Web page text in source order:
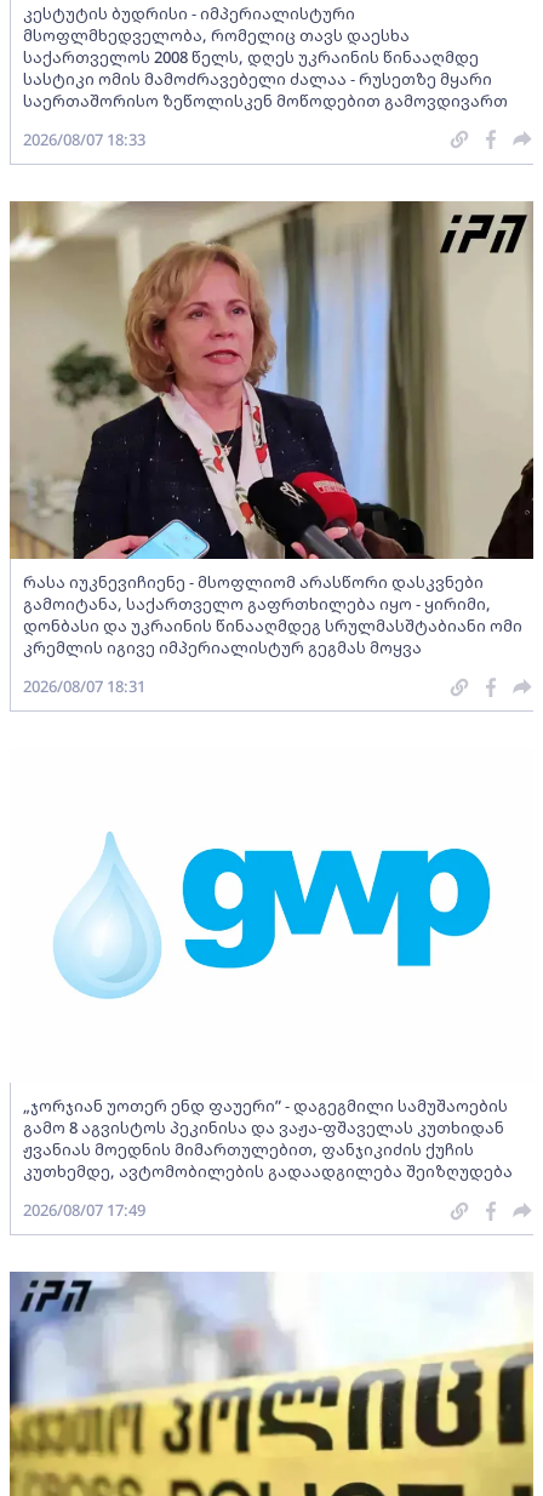
კესტუტის ბუდრისი - იმპერიალისტური
მსოფლმხედველობა, რომელიც თავს დაესხა
საქართველოს 2008 წელს, დღეს უკრაინის წინააღმდე
სასტიკი ომის მამოძრავებელი ძალაა - რუსეთზე მყარი
საერთაშორისო ზეწოლისკენ მოწოდებით გამოვდივართ
2026/08/07 18:33
რასა იუკნევიჩიენე - მსოფლიომ არასწორი დასკვნები
გამოიტანა, საქართველო გაფრთხილება იყო - ყირიმი,
დონბასი და უკრაინის წინააღმდეგ სრულმასშტაბიანი ომი
კრემლის იგივე იმპერიალისტურ გეგმას მოყვა
2026/08/07 18:31
„ჯორჯიან უოთერ ენდ ფაუერი” - დაგეგმილი სამუშაოების
გამო 8 აგვისტოს პეკინისა და ვაჟა-ფშაველას კუთხიდან
ჟვანიას მოედნის მიმართულებით, ფანჯიკიძის ქუჩის
კუთხემდე, ავტომობილების გადაადგილება შეიზღუდება
2026/08/07 17:49